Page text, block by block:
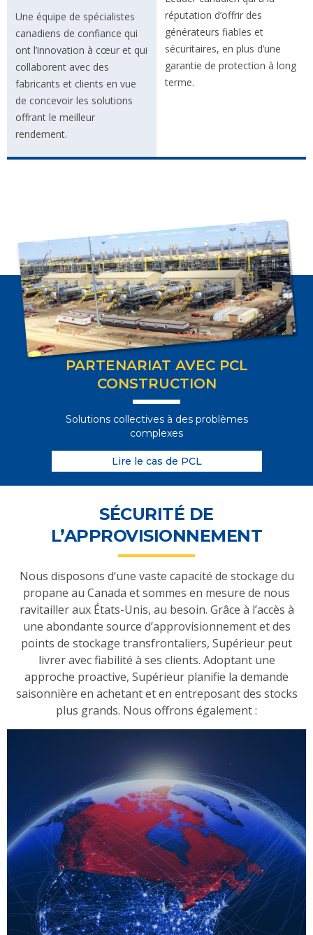
Une équipe de spécialistes
canadiens de confiance qui
ont l’innovation à cœur et qui
collaborent avec des
fabricants et clients en vue
de concevoir les solutions
offrant le meilleur
rendement.
réputation d’offrir des
générateurs fiables et
sécuritaires, en plus d’une
garantie de protection à long
terme.
PARTENARIAT AVEC PCL
CONSTRUCTION
Solutions collectives à des problèmes
complexes
Lire le cas de PCL
SÉCURITÉ DE
L’APPROVISIONNEMENT
Nous disposons d‘une vaste capacité de stockage du
propane au Canada et sommes en mesure de nous
ravitailler aux États-Unis, au besoin. Grâce à l’accès à
une abondante source d’approvisionnement et des
points de stockage transfrontaliers, Supérieur peut
livrer avec fiabilité à ses clients. Adoptant une
approche proactive, Supérieur planifie la demande
saisonnière en achetant et en entreposant des stocks
plus grands. Nous offrons également :